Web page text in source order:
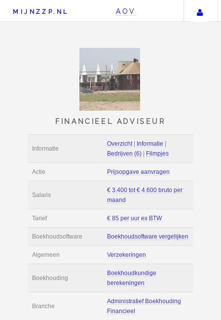
MIJNZZP.NL AOV
FINANCIEEL
Actie Prijsopgave
€ 3.400 tot € 4.600
maand
Tarief € 85 per uur ex